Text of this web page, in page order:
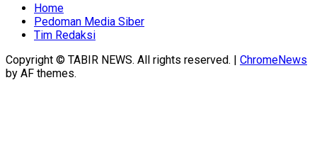
Home
Pedoman Media Siber
Tim Redaksi
Copyright © TABIR NEWS. All rights reserved. | ChromeNews
by AF themes.